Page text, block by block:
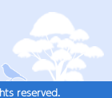
reserved.